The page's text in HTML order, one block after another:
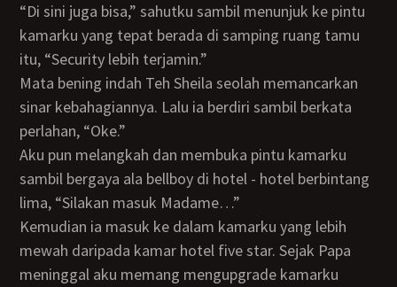
“Di sini juga bisa,” sahutku sambil menunjuk ke pintu
kamarku yang tepat berada di samping ruang tamu
itu, “Security lebih terjamin.”
Mata bening indah Teh Sheila seolah memancarkan
sinar kebahagiannya. Lalu ia berdiri sambil berkata
perlahan, “Oke.”
Aku pun melangkah dan membuka pintu kamarku
sambil bergaya ala bellboy di hotel - hotel berbintang
lima, “Silakan masuk Madame…”
Kemudian ia masuk ke dalam kamarku yang lebih
mewah daripada kamar hotel five star. Sejak Papa
meninggal aku memang mengupgrade kamarku